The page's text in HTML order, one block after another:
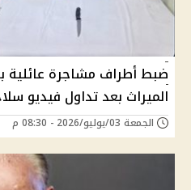
ضبط أطراف مشاجرة عائلية
الميراث بعد تداول فيديو
الجمعة 03/يوليو/2026 - 08:30 م